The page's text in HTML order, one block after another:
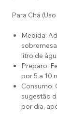
Para Chá
Medida:
litro de
Preparo:
por 5 a 10
Consumo:
sugestão
por dia,